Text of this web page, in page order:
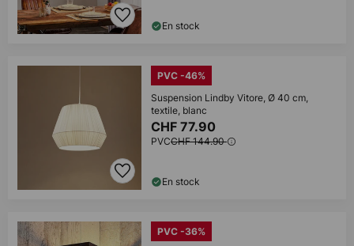
En stock
PVC -46%
Suspension Lindby Vitore, Ø 40 cm,
textile, blanc
CHF 77.90
PVCCHF 144.90
En stock
PVC -36%